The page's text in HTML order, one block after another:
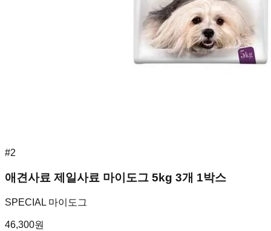
#2
애견사료 제일사료 마이도그 5kg 3개 1박스
SPECIAL 마이도그
46,300원